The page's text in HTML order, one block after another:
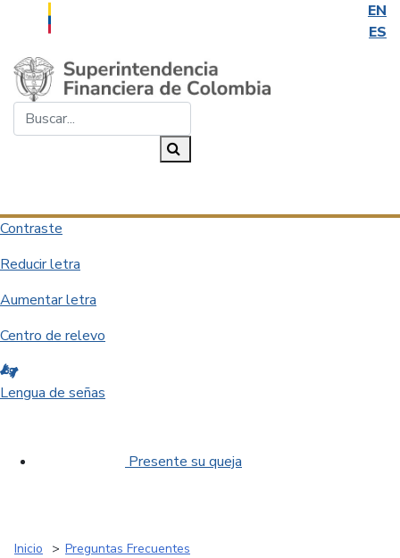
EN
ES
Saltar al contenido principal
Contraste
Reducir letra
Aumentar letra
Centro de relevo
Lengua de señas
Presente su queja
Inicio
Preguntas Frecuentes